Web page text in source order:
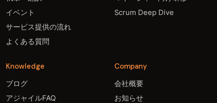
イベント
サービス提供の流れ
よくある質問
Scrum Deep Dive
Knowledge
ブログ
アジャイルFAQ
Company
会社概要
お知らせ